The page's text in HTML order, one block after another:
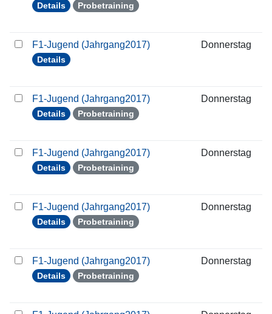
Details Probetraining
F1-Jugend (Jahrgang2017)
Details
Donnerstag
F1-Jugend (Jahrgang2017)
Details Probetraining
Donnerstag
F1-Jugend (Jahrgang2017)
Details Probetraining
Donnerstag
F1-Jugend (Jahrgang2017)
Details Probetraining
Donnerstag
F1-Jugend (Jahrgang2017)
Details Probetraining
Donnerstag